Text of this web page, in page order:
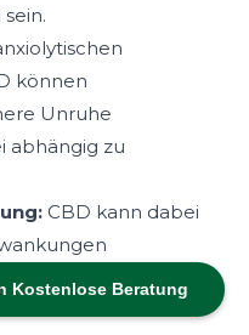
Kostenlose Beratung
können
Unruhe
abhängig zu
CBD kann dabei
Stabilität zu